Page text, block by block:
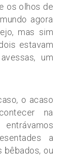
os olhos de
agora
mas sim
estavam
um
o acaso
na
a
bêbados, ou